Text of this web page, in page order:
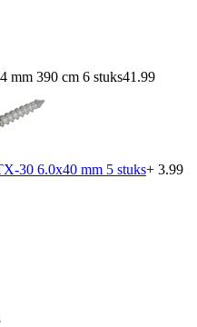
mm 390 cm 6 stuks41.99
30 6.0x40 mm 5 stuks+ 3.99